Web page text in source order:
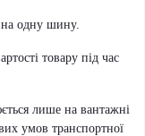
на одну шину.
товару під час
лише на вантажні
умов транспортної